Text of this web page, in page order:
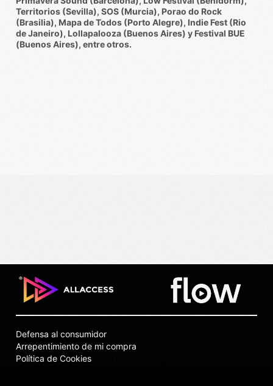
Territorios (Sevilla), SOS (Murcia), Porao do Rock
(Brasilia), Mapa de Todos (Porto Alegre), Indie Fest (Rio
de Janeiro), Lollapalooza (Buenos Aires) y Festival BUE
(Buenos Aires), entre otros.
Política de Cookies
Arrepentimiento de mi compra
Defensa al consumidor